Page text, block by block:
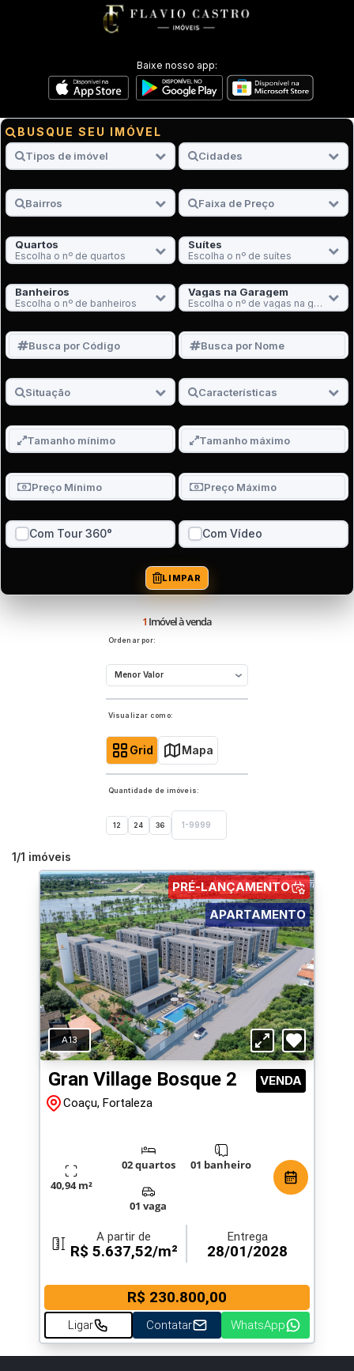
Baixe nosso app:
BUSQUE SEU IMÓVEL
Quartos
Escolha o nº de quartos
Suítes
Escolha o nº de suítes
Banheiros
Escolha o nº de banheiros
Vagas na Garagem
Escolha o nº de vagas na garagem
Com Tour 360° Com Vídeo
LIMPAR
1 Imóvel à venda
Ordenar por:
Visualizar como:
Grid Mapa
Quantidade de imóveis:
12 24 36
1/1 imóveis
A13
APARTAMENTO
PRÉ-LANÇAMENTO
Gran Village Bosque 2 VENDA
Coaçu, Fortaleza
40,94 m²
02 quartos 01 banheiro
01 vaga
A partir de
R$ 5.637,52/m²
Entrega
28/01/2028
R$ 230.800,00
Ligar Contatar WhatsApp